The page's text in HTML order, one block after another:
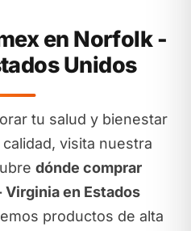
en Norfolk -
Unidos
tu salud y bienestar
visita nuestra
dónde comprar
en Estados
productos de alta